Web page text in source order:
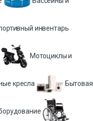
инвентарь
Мотоциклы и
кресла Бытовая